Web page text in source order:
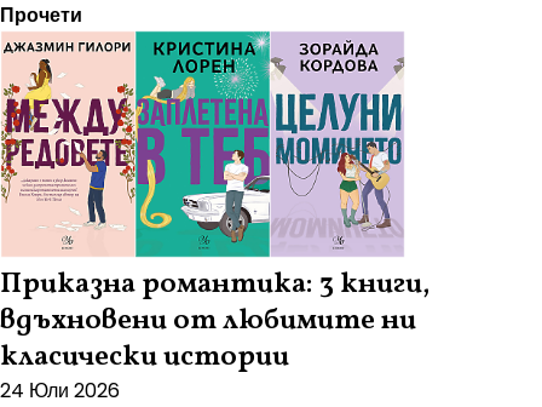
Прочети
Приказна романтика: 3 книги,
вдъхновени от любимите ни
класически истории
24 Юли 2026